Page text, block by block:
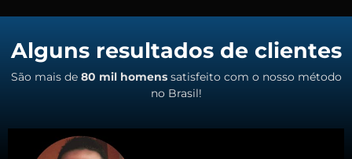
Alguns resultados de clientes
São mais de 80 mil homenssatisfeito com o nosso método
no Brasil!